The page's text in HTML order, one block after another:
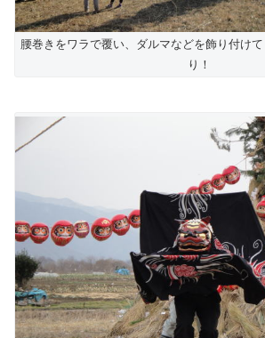
腰巻きをワラで覆い、ダルマなどを飾り付け
り！